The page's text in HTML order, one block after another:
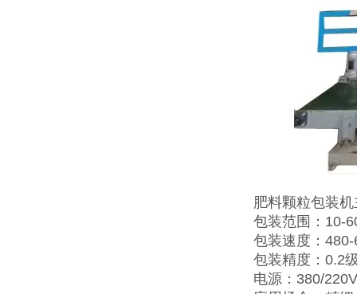
肥料颗粒包装
包装范围：10-
包装速度：
包装精度：0.2
电源：380/